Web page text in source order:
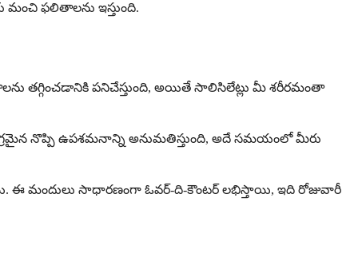
మంచి ఫలితాలను ఇస్తుంది.
తగ్గించడానికి పనిచేస్తుంది, అయితే సాలిసిలేట్లు మీ శరీరమంతా
నొప్పి ఉపశమనాన్ని అనుమతిస్తుంది, అదే సమయంలో మీరు
ఈ మందులు సాధారణంగా ఓవర్-ది-కౌంటర్ లభిస్తాయి, ఇది రోజువారీ